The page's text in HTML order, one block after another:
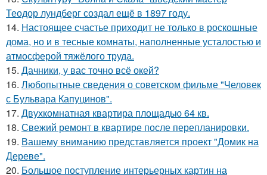
Теодор лундберг создал ещё в 1897 году.
14. Настоящее счастье приходит не только в роскошные
дома, но и в тесные комнаты, наполненные усталостью и
атмосферой тяжёлого труда.
15. Дачники, у вас точно всё окей?
16. Любопытные сведения о советском фильме "Человек
с Бульвара Капуцинов".
17. Двухкомнатная квартира площадью 64 кв.
18. Свежий ремонт в квартире после перепланировки.
19. Вашему вниманию представляется проект "Домик на
Дереве".
20. Большое поступление интерьерных картин на